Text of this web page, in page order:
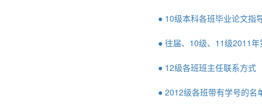
● 10级本科各班毕业论文指
● 往届、10级、11级2011
● 12级各班班主任联系方式
● 2012级各班带有学号的名